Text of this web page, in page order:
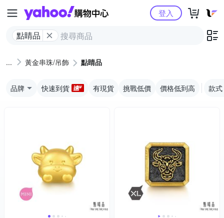
Yahoo購物中心
點睛品
登入
黃金串珠/吊飾 點睛品
品牌 快速到貨 有現貨 挑戰低價 價格低到高 款式